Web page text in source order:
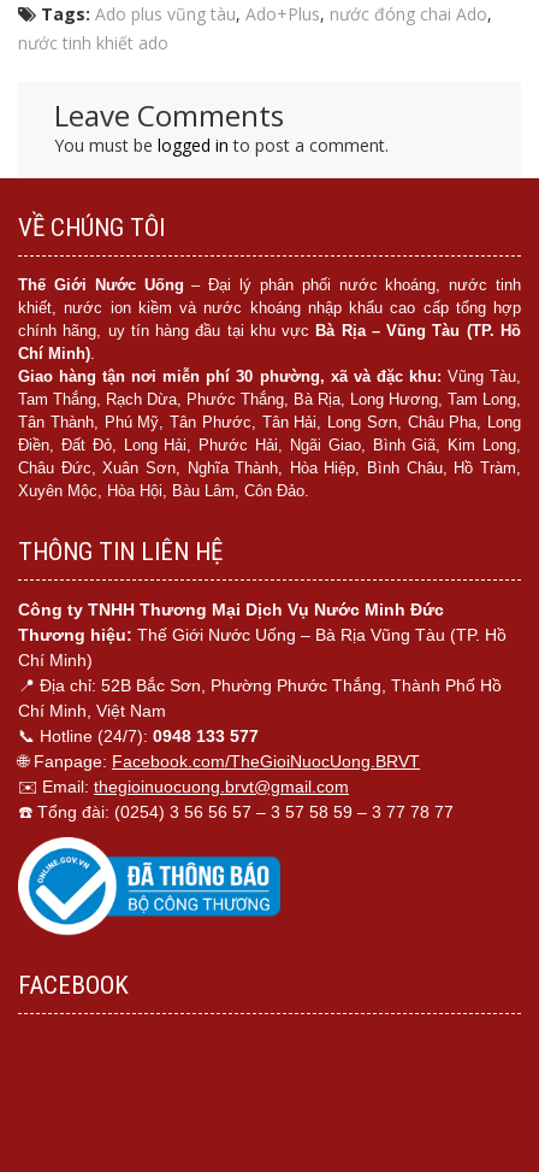
Tags: Ado plus vũng tàu, Ado+Plus, nước đóng chai Ado,
nước tinh khiết ado
Leave Comments
You must be logged in to post a comment.
VỀ CHÚNG TÔI
Thế Giới Nước Uống – Đại lý phân phối nước khoáng, nước tinh
khiết, nước ion kiềm và nước khoáng nhập khẩu cao cấp tổng hợp
chính hãng, uy tín hàng đầu tại khu vựcBà Rịa – Vũng Tàu (TP. Hồ
Chí Minh)
Giao hàng tận nơi miễn phí 30 phường, xã và đặc khu: Vũng Tàu,
Tam Thắng, Rạch Dừa, Phước Thắng, Bà Rịa, Long Hương, Tam Long,
Tân Thành, Phú Mỹ, Tân Phước, Tân Hải, Long Sơn, Châu Pha, Long
Điền, Đất Đỏ, Long Hải, Phước Hải, Ngãi Giao, Bình Giã, Kim Long,
Châu Đức, Xuân Sơn, Nghĩa Thành, Hòa Hiệp, Bình Châu, Hồ Tràm,
Xuyên Mộc, Hòa Hội, Bàu Lâm, Côn Đảo.
THÔNG TIN LIÊN HỆ
Công ty TNHH Thương Mại Dịch Vụ Nước Minh Đức
Thương hiệu: Thế Giới Nước Uống – Bà Rịa Vũng Tàu (TP. Hồ
Chí Minh)
📍 Địa chỉ: 52B Bắc Sơn, Phường Phước Thắng, Thành Phố Hồ
Chí Minh, Việt Nam
📞 Hotline (24/7): 0948 133 577
🌐 Fanpage: Facebook.com/TheGioiNuocUong.BRVT
✉️ Email: thegioinuocuong.brvt@gmail.com
☎️ Tổng đài: (0254) 3 56 56 57 – 3 57 58 59 – 3 77 78 77
FACEBOOK